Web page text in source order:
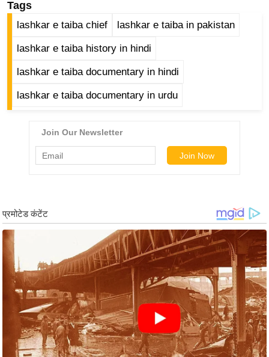
a
k
n
g
फ
स्टा
इ
ल
टे
क्नॉ
लॉ
जी
ब्यू
टी
Tags
lashkar e taiba chief lashkar e taiba in pakistan
lashkar e taiba history in hindi
lashkar e taiba documentary in hindi
lashkar e taiba documentary in urdu